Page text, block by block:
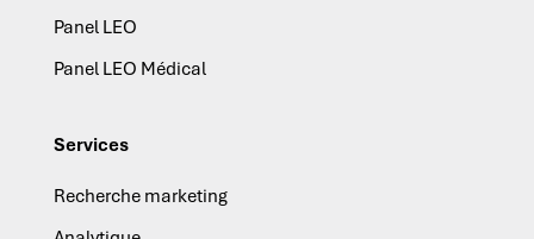
Panel LEO
Panel LEO Médical
Services
Recherche marketing